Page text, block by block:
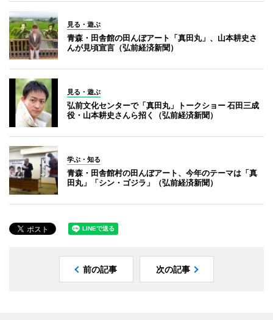
見る・遊ぶ
青森・田舎館の田んぼアート「真田丸」、山本耕史さ
んが見頃宣言（弘前経済新聞）
見る・遊ぶ
弘前文化センターで「真田丸」トークショー 石田三成
役・山本耕史さんら招く（弘前経済新聞）
学ぶ・知る
青森・田舎館村の田んぼアート、今年のテーマは「真
田丸」「シン・ゴジラ」（弘前経済新聞）
前の記事 次の記事